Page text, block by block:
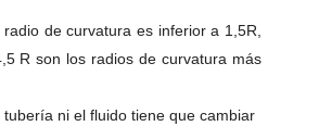
radio de curvatura es inferior a 1,5R,
R son los radios de curvatura más
ni el fluido tiene que cambiar